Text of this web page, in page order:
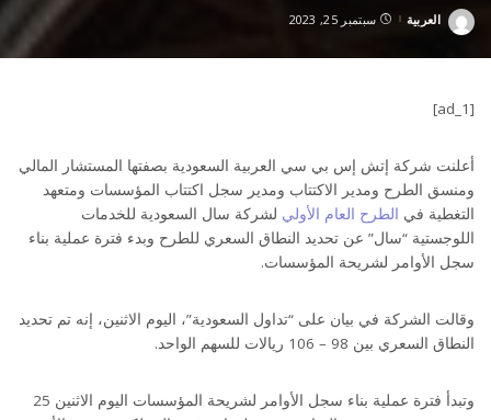
Posted
العربية سبتمبر 25, 2023
[ad_1]
أعلنت شركة إتش إس بي سي العربية السعودية بصفتها المستشار المالي
ومنسق الطرح ومدير الاكتتاب ومدير سجل اكتتاب المؤسسات ومتعهد
التغطية في الطرح العام الأولي لشركة سال السعودية للخدمات
اللوجستية “سال” عن تحديد النطاق السعري للطرح وبدء فترة عملية بناء
سجل الأوامر لشريحة المؤسسات.
وقالت الشركة في بيان على “تداول السعودية”، اليوم الاثنين، إنه تم تحديد
النطاق السعري بين 98 – 106 ريالات للسهم الواحد.
وتبدأ فترة عملية بناء سجل الأوامر لشريحة المؤسسات اليوم الاثنين 25